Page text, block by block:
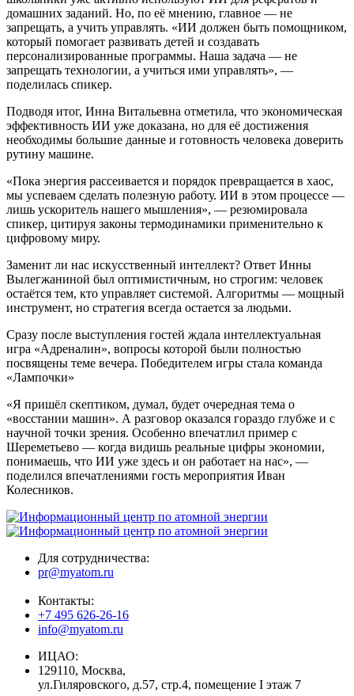
домашних заданий. Но, по её мнению, главное — не
запрещать, а учить управлять. «ИИ должен быть помощником,
который помогает развивать детей и создавать
персонализированные программы. Наша задача — не
запрещать технологии, а учиться ими управлять», —
поделилась спикер.
Подводя итог, Инна Витальевна отметила, что экономическая
эффективность ИИ уже доказана, но для её достижения
необходимы большие данные и готовность человека доверить
рутину машине.
«Пока энергия рассеивается и порядок превращается в хаос,
мы успеваем сделать полезную работу. ИИ в этом процессе —
лишь ускоритель нашего мышления», — резюмировала
спикер, цитируя законы термодинамики применительно к
цифровому миру.
Заменит ли нас искусственный интеллект? Ответ Инны
Вылегжаниной был оптимистичным, но строгим: человек
остаётся тем, кто управляет системой. Алгоритмы — мощный
инструмент, но стратегия всегда остается за людьми.
Сразу после выступления гостей ждала интеллектуальная
игра «Адреналин», вопросы которой были полностью
посвящены теме вечера. Победителем игры стала команда
«Лампочки»
«Я пришёл скептиком, думал, будет очередная тема о
«восстании машин». А разговор оказался гораздо глубже и с
научной точки зрения. Особенно впечатлил пример с
Шереметьево — когда видишь реальные цифры экономии,
понимаешь, что ИИ уже здесь и он работает на нас», —
поделился впечатлениями гость мероприятия Иван
Колесников.
Для сотрудничества:
pr@myatom.ru
Контакты:
+7 495 626-26-16
info@myatom.ru
ИЦАО:
129110, Москва,
ул.Гиляровского, д.57, стр.4, помещение I этаж 7